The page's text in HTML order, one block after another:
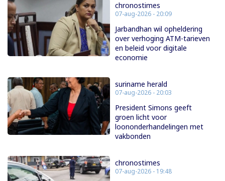
chronostimes
07-aug-2026 - 20:09
Jarbandhan wil opheldering
over verhoging ATM-tarieven
en beleid voor digitale
economie
suriname herald
07-aug-2026 - 20:03
President Simons geeft
groen licht voor
loononderhandelingen met
vakbonden
chronostimes
07-aug-2026 - 19:48